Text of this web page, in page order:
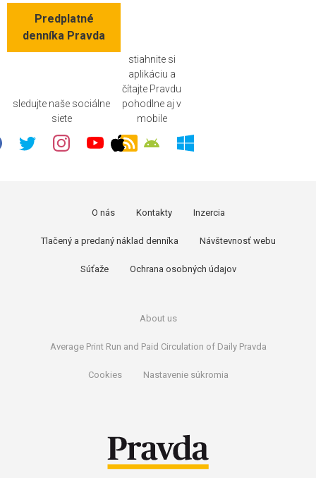
Predplatné
denníka Pravda
sledujte naše sociálne
siete
stiahnite si
aplikáciu a
čítajte Pravdu
pohodlne aj v
mobile
O nás Kontakty Inzercia
Tlačený a predaný náklad denníka Návštevnosť webu
Súťaže Ochrana osobných údajov
About us
Average Print Run and Paid Circulation of Daily Pravda
Cookies Nastavenie súkromia